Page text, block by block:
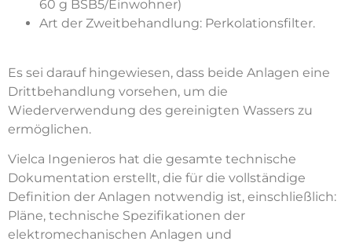
60 g BSB5/Einwohner)
Art der Zweitbehandlung: Perkolationsfilter.
Es sei darauf hingewiesen, dass beide Anlagen eine
Drittbehandlung vorsehen, um die
Wiederverwendung des gereinigten Wassers zu
ermöglichen.
Vielca Ingenieros hat die gesamte technische
Dokumentation erstellt, die für die vollständige
Definition der Anlagen notwendig ist, einschließlich:
Pläne, technische Spezifikationen der
elektromechanischen Anlagen und